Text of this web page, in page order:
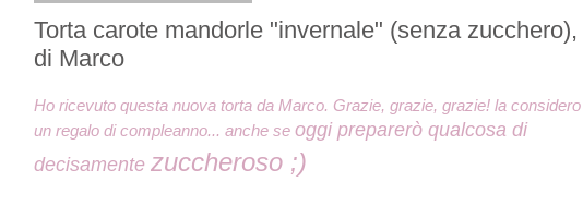
Torta carote mandorle "invernale​" (senza zucchero),
di Marco
Ho ricevuto questa nuova torta da Marco. Grazie, grazie, grazie! la considero
un regalo di compleanno... anche se oggi preparerò qualcosa di
decisamente zuccheroso ;)